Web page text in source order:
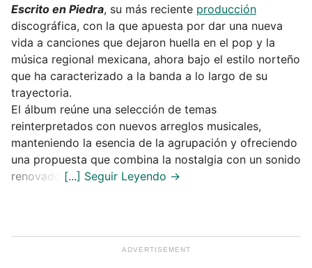
Escrito en Piedra, su más reciente producción
discográfica, con la que apuesta por dar una nueva
vida a canciones que dejaron huella en el pop y la
música regional mexicana, ahora bajo el estilo norteño
que ha caracterizado a la banda a lo largo de su
trayectoria.
El álbum reúne una selección de temas
reinterpretados con nuevos arreglos musicales,
manteniendo la esencia de la agrupación y ofreciendo
una propuesta que combina la nostalgia con un sonido
renovado.